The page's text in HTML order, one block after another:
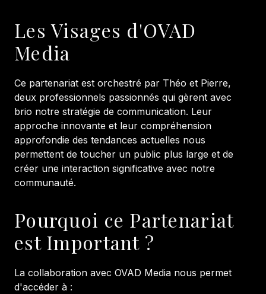
Les Visages d'OVAD
Media
Ce partenariat est orchestré par Théo et Pierre,
deux professionnels passionnés qui gèrent avec
brio notre stratégie de communication. Leur
approche innovante et leur compréhension
approfondie des tendances actuelles nous
permettent de toucher un public plus large et de
créer une interaction significative avec notre
communauté.
Pourquoi ce Partenariat
est Important ?
La collaboration avec OVAD Media nous permet
d'accéder à :